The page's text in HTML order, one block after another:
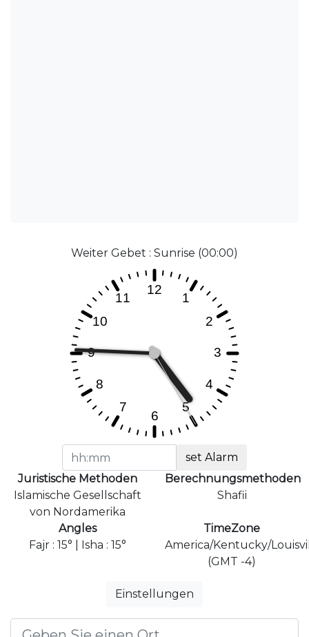
Weiter Gebet : Sunrise (00:00)
set Alarm
Juristische Methoden
Islamische Gesellschaft
von Nordamerika
Berechnungsmethoden
Shafii
Angles
Fajr : 15° | Isha : 15°
TimeZone
America/Kentucky/
(GMT -4)
Einstellungen